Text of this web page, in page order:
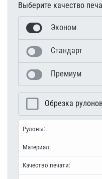
Выберите качество
Эконом
Стандарт
Премиум
Обрезка
Рулоны:
Материал:
Качество печати: